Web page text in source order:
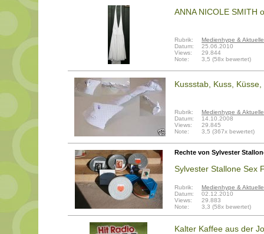
ANNA NICOLE SMITH
Rubrik:
Medienhype &
Datum:
25.06.2010
Views:
29.844
Note:
3,5 (58x bewertet)
Kussstab, Kuss,
Rubrik:
Medienhype &
Datum:
14.10.2008
Views:
29.845
Note:
3,5 (367x bewertet)
Rechte von Sylvester
Sylvester Stallone Sex
Rubrik:
Medienhype &
Datum:
02.12.2010
Views:
29.883
Note:
3,3 (58x bewertet)
Kalter Kaffee aus der